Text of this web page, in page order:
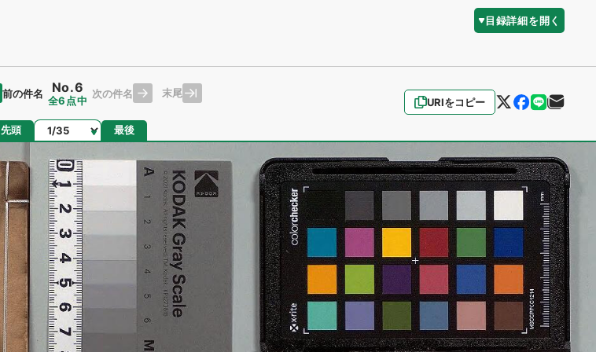
目録詳細を開く
URIをコピー
前の件名 No.6
全6点中
次の件名 末尾
先頭 ページ 最後